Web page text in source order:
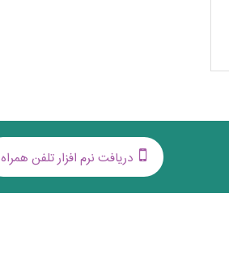
دریافت نرم افزار تلفن همراه